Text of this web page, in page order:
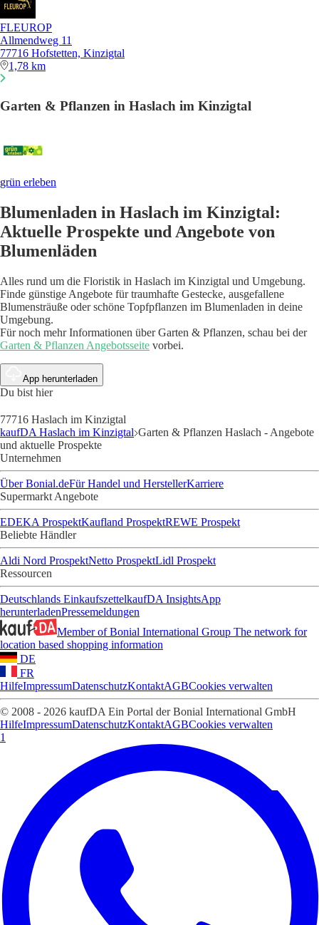
FLEUROP
Allmendweg 11
77716 Hofstetten, Kinzigtal
1,78 km
Garten & Pflanzen in Haslach im Kinzigtal
grün erleben
Blumenladen in Haslach im Kinzigtal:
Aktuelle Prospekte und Angebote von
Blumenläden
Alles rund um die Floristik in Haslach im Kinzigtal und Umgebung.
Finde günstige Angebote für traumhafte Gestecke, ausgefallene
Blumensträuße oder schöne Topfpflanzen im Blumenladen in deine
Umgebung.
Für noch mehr Informationen über Garten & Pflanzen, schau bei der
Garten & Pflanzen Angebotsseite vorbei.
App herunterladen
Du bist hier
77716 Haslach im Kinzigtal
kaufDA Haslach im Kinzigtal Garten & Pflanzen Haslach - Angebote
und aktuelle Prospekte
Unternehmen
Über Bonial.deFür Handel und HerstellerKarriere
Supermarkt Angebote
EDEKA ProspektKaufland ProspektREWE Prospekt
Beliebte Händler
Aldi Nord ProspektNetto ProspektLidl Prospekt
Ressourcen
Deutschlands EinkaufszettelkaufDA InsightsApp
herunterladenPressemeldungen
Member of Bonial International Group The network for
location based shopping information
DE
FR
HilfeImpressumDatenschutzKontaktAGBCookies verwalten
© 2008 - 2026 kaufDA Ein Portal der Bonial International GmbH
HilfeImpressumDatenschutzKontaktAGBCookies verwalten
1